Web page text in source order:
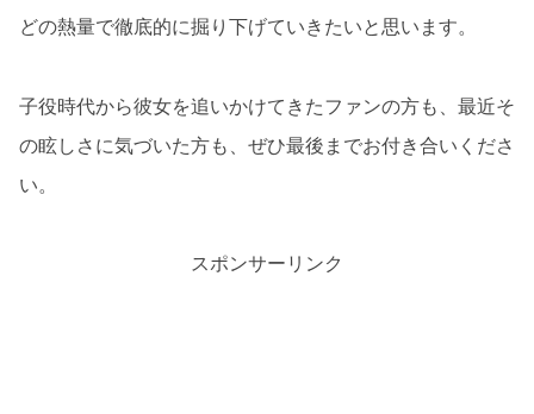
どの熱量で徹底的に掘り下げていきたいと思います。
子役時代から彼女を追いかけてきたファンの方も、最近そ
の眩しさに気づいた方も、ぜひ最後までお付き合いくださ
い。
スポンサーリンク